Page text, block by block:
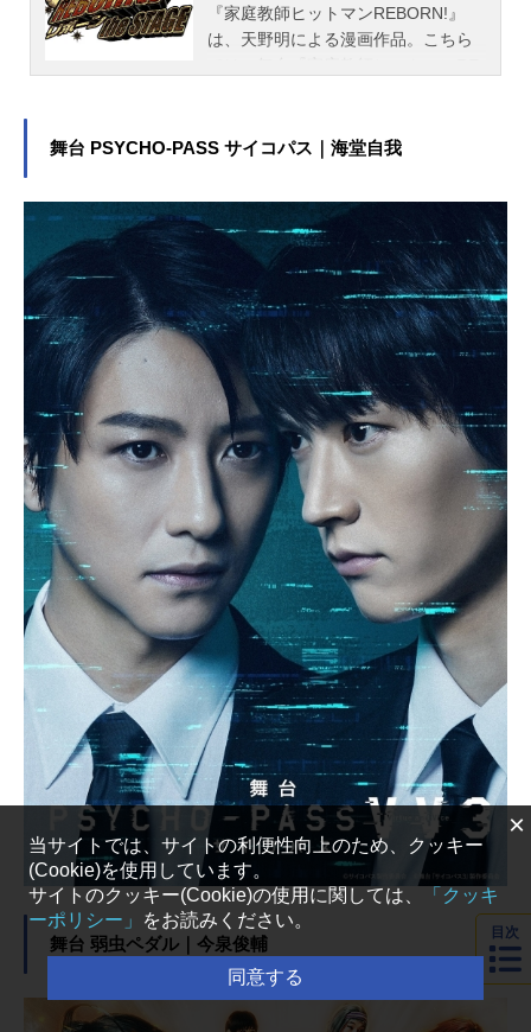
会・MBS主題歌OP：「REAL⇔FAK
E」StellarCROWNSwith朱音ED：「F
公式Twitter 「REAL⇔FAKE」のグッ
『家庭教師ヒットマンREBORN!』
は、天野明による漫画作品。こちら
舞台 PSYCHO-PASS サイコパス｜海堂自我
舞台 弱虫ペダル｜今泉俊輔
目次
×
当サイトでは、サイトの利便性向上のため、クッキー
(Cookie)を使用しています。
サイトのクッキー(Cookie)の使用に関しては、
「クッキ
ーポリシー」
をお読みください。
同意する